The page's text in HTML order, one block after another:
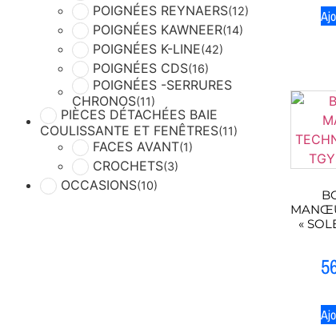
POIGNÉES REYNAERS(12)
POIGNÉES KAWNEER(14)
POIGNÉES K-LINE(42)
POIGNÉES CDS(16)
POIGNÉES -SERRURES
CHRONOS(11)
PIÈCES DÉTACHÉES BAIE
COULISSANTE ET FENÊTRES(11)
FACES AVANT(1)
CROCHETS(3)
OCCASIONS(10)
«